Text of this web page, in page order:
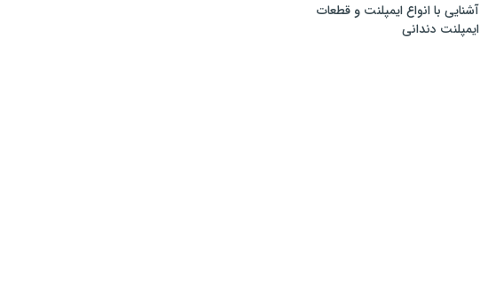
آشنایی با انواع ایمپلنت و قطعات
ایمپلنت دندانی